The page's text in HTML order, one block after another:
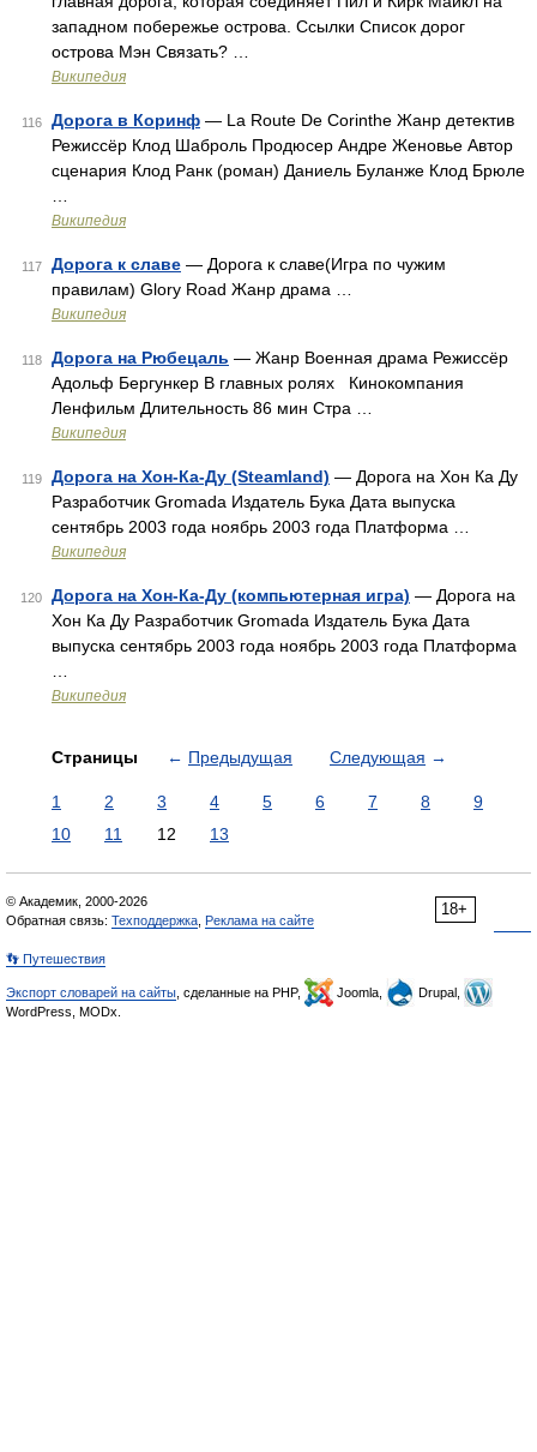
западном побережье острова. Ссылки Список дорог
острова Мэн Связать? …
Википедия
116 Дорога в Коринф — La Route De Corinthe Жанр детектив
Режиссёр Клод Шаброль Продюсер Андре Женовье Автор
сценария Клод Ранк (роман) Даниель Буланже Клод Брюле
Википедия
117 Дорога к славе — Дорога к славе(Игра по чужим
правилам) Glory Road Жанр драма …
Википедия
118 Дорога на Рюбецаль — Жанр Военная драма Режиссёр
Адольф Бергункер В главных ролях Кинокомпания
Ленфильм Длительность 86 мин Стра …
Википедия
119 Дорога на Хон-Ка-Ду (Steamland) — Дорога на Хон Ка Ду
Разработчик Gromada Издатель Бука Дата выпуска
сентябрь 2003 года ноябрь 2003 года Платформа …
Википедия
120 Дорога на Хон-Ка-Ду (компьютерная игра) — Дорога на
Хон Ка Ду Разработчик Gromada Издатель Бука Дата
выпуска сентябрь 2003 года ноябрь 2003 года Платформа
Википедия
Страницы ← Предыдущая Следующая →
1 2 3 4 5 6 7 8
9
10
11 12 13
18+
© Академик, 2000-2026
Обратная связь: Техподдержка Реклама на сайте
👣 Путешествия
Экспорт словарей на сайты , сделанные на PHP, Joomla,
Drupal,
WordPress, MODx.